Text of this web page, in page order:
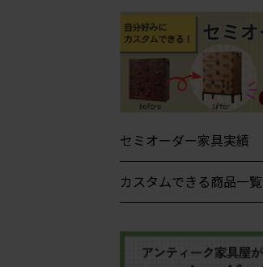
セミオーダー家具実績
カスタムできる商品一覧